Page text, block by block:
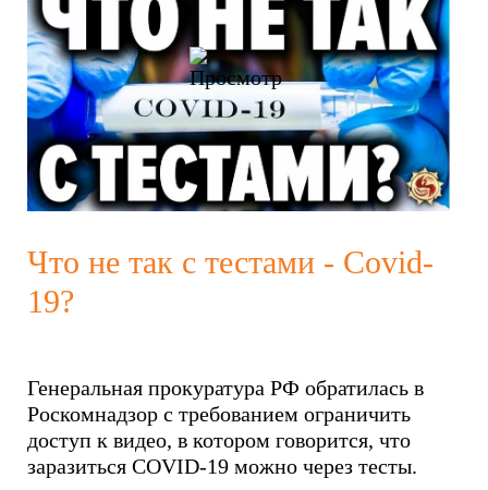
Что не так с тестами - Covid-
19?
Генеральная прокуратура РФ обратилась в
Роскомнадзор с требованием ограничить
доступ к видео, в котором говорится, что
заразиться COVID-19 можно через тесты.